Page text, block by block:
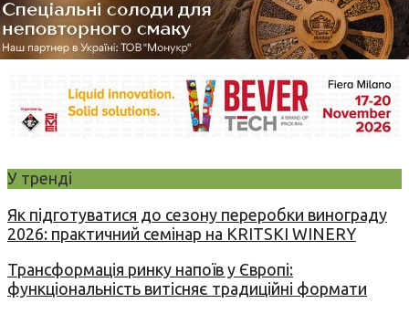
У тренді
Як підготуватися до сезону переробки винограду
2026: практичний семінар на KRITSKI WINERY
Трансформація ринку напоїв у Європі:
функціональність витісняє традиційні формати